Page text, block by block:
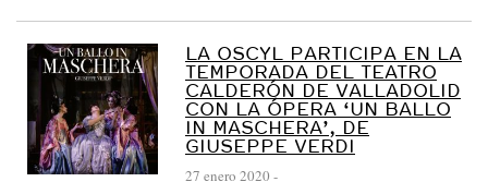
LA OSCYL PARTICIPA EN LA
TEMPORADA DEL TEATRO
CALDERÓN DE VALLADOLID
CON LA ÓPERA ‘UN BALLO
IN MASCHERA’, DE
GIUSEPPE VERDI
27 enero 2020 -